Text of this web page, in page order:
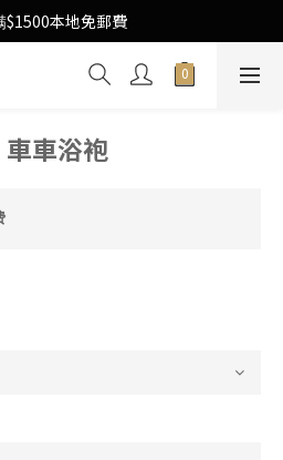
Upon $1500 purchase
$1500本地免郵費
Upon $1500 purchase
車車浴袍